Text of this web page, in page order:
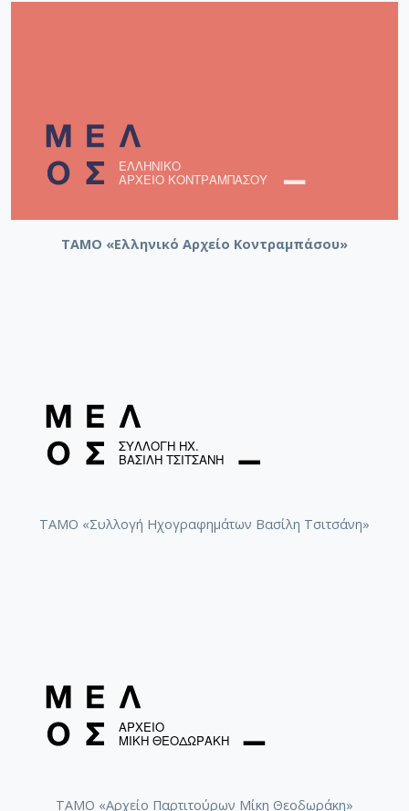
ΤΑΜΟ «Ελληνικό Αρχείο Κοντραμπάσου»
ΤΑΜΟ «Συλλογή Ηχογραφημάτων Βασίλη Τσιτσάνη»
ΤΑΜΟ «Αρχείο Παρτιτούρων Μίκη Θεοδωράκη»